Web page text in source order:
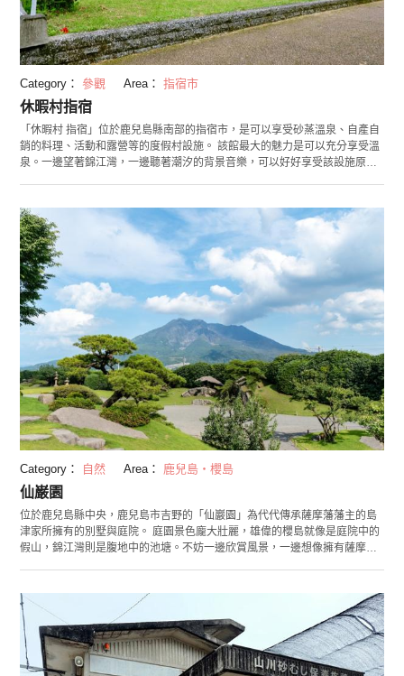
Category： 參觀 Area： 指宿市
休暇村指宿
「休暇村 指宿」位於鹿兒島縣南部的指宿市，是可以享受砂蒸溫泉、自產自
銷的料理、活動和露營等的度假村設施。 該館最大的魅力是可以充分享受溫
泉。一邊望著錦江灣，一邊聽著潮汐的背景音樂，可以好好享受該設施原創
豔的對比。 另外，3月～10月在大潮與中潮的乾潮時，會出現連接至結緣之
島而為人所知的「知林島」砂道「知林之路」。從休暇村到知林路線入口，
走路約花10分鐘左右，可以橫渡到島上。
Category： 自然 Area： 鹿兒島・櫻島
仙巌園
位於鹿兒島縣中央，鹿兒島市吉野的「仙巖園」為代代傳承薩摩藩藩主的島
津家所擁有的別墅與庭院。 庭園景色龐大壯麗，雄偉的櫻島就像是庭院中的
假山，錦江灣則是腹地中的池塘。不妨一邊欣賞風景，一邊想像擁有薩摩藩
的歐式製鐵所、玻璃工廠及發電用的水壩，更被登錄為世界文化遺產「明治
日本的產業革命遺產」中的一部份。 庭院內的景點豐富多樣，像是提供薩摩
鄉土料理的餐廳「櫻華亭」、可實際參觀薩摩切子製作過程的工廠，還有販
售各種精緻伴手禮的商店。在這裡，旅客能深度體驗薩摩的歷史與文化。